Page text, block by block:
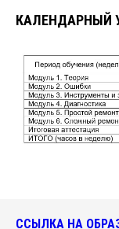
КАЛЕНДАРНЫЙ
ССЫЛКА НА